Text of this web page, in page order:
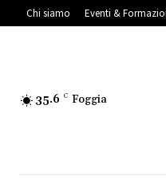
Chi siamo Eventi &
35.6 C Foggia